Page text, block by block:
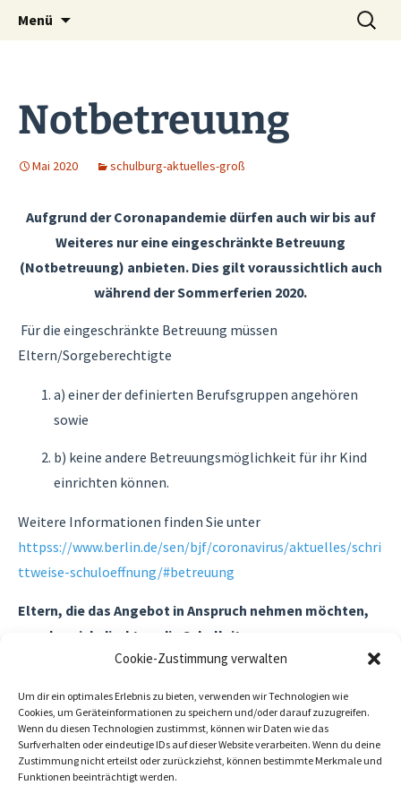
Cookie-Zustimmung verwalten
Um dir ein optimales Erlebnis zu bieten, verwenden wir Technologien wie
Cookies, um Geräteinformationen zu speichern und/oder darauf zuzugreifen.
Wenn du diesen Technologien zustimmst, können wir Daten wie das
Surfverhalten oder eindeutige IDs auf dieser Website verarbeiten. Wenn du deine
Zustimmung nicht erteilst oder zurückziehst, können bestimmte Merkmale und
Funktionen beeinträchtigt werden.
Grundschule auf
Feld
Menü
Inhalt
Suche
nach:
Notbetreuung
Mai 2020 schulburg-aktuelles-groß
Aufgrund der Coronapandemie dürfen auch wir bis auf
Weiteres nur eine eingeschränkte Betreuung
(Notbetreuung) anbieten. Dies gilt voraussichtlich auch
während der Sommerferien 2020.
Für die eingeschränkte Betreuung müssen
Eltern/Sorgeberechtigte
a) einer der definierten Berufsgruppen angehören
sowie
b) keine andere Betreuungsmöglichkeit für ihr Kind
einrichten können.
Weitere Informationen finden Sie unter
httpss://www.berlin.de/sen/bjf/coronavirus/aktuelles/schri
ttweise-schuloeffnung/#betreuung
Eltern, die das Angebot in Anspruch nehmen möchten,
wenden sich direkt an die Schulleitung
Einschränkungen, einen wunderschönen Sommer.
Bleiben Sie bitte gesund!
Ihr OGB Team